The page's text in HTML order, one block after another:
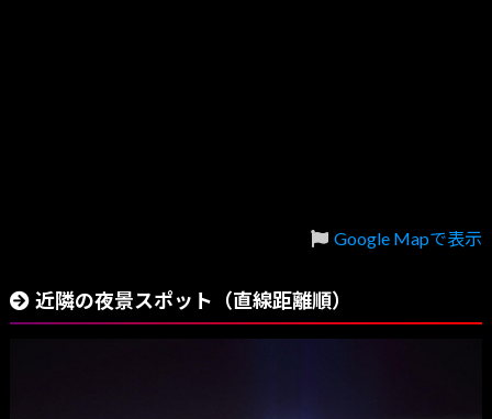
Google Mapで表示
近隣の夜景スポット（直線距離順）